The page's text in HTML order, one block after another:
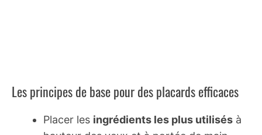
Les principes de base pour des placards efficaces
Placer les ingrédients les plus utilisés à